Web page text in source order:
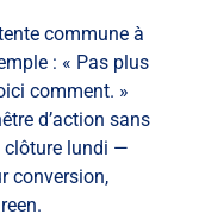
commune à
: « Pas plus
comment. »
d’action sans
clôture lundi —
conversion,